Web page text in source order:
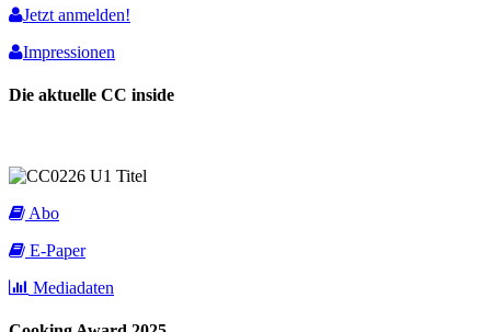
Jetzt anmelden!
Impressionen
Die aktuelle CC inside
Abo
E-Paper
Mediadaten